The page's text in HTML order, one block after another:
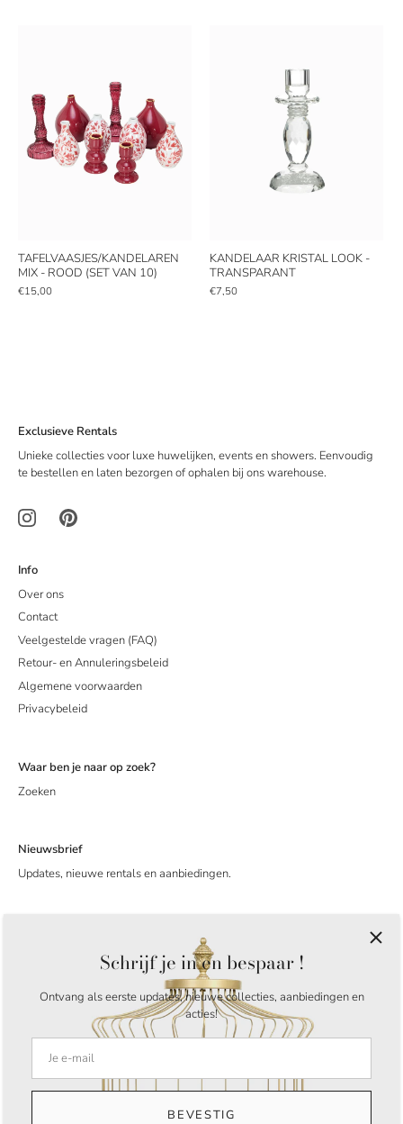
TAFELVAASJES/KANDELAREN
MIX - ROOD (SET VAN 10)
€15,00
KANDELAAR KRISTAL LOOK -
TRANSPARANT
€7,50
Schrijf je in en bespaar !
Ontvang als eerste updates, nieuwe collecties, aanbiedingen en
acties!
BEVESTIG
Exclusieve Rentals
Unieke collecties voor luxe huwelijken, events en showers. Eenvoudig
te bestellen en laten bezorgen of ophalen bij ons warehouse.
Info
Over ons
Contact
Veelgestelde vragen (FAQ)
Retour- en Annuleringsbeleid
Algemene voorwaarden
Privacybeleid
Waar ben je naar op zoek?
Zoeken
Nieuwsbrief
Updates, nieuwe rentals en aanbiedingen.
Taal
Nederlands